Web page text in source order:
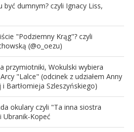
być dumnym? czyli Ignacy Liss,
"Podziemny Krąg"? czyli
(@o_oezu)
przymiotniki, Wokulski wybiera
"Lalce" (odcinek z udziałem Anny
Bartłomieja Szleszyńskiego)
okulary czyli "Ta inna siostra
Ubranik-Kopeć